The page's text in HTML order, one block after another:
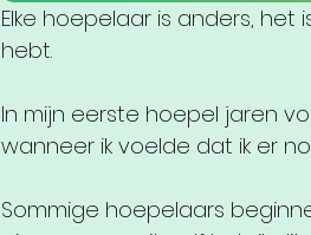
Elke hoepelaar is anders,
hebt.
In mijn eerste hoepel jaren
wanneer ik voelde dat ik er
Sommige hoepelaars